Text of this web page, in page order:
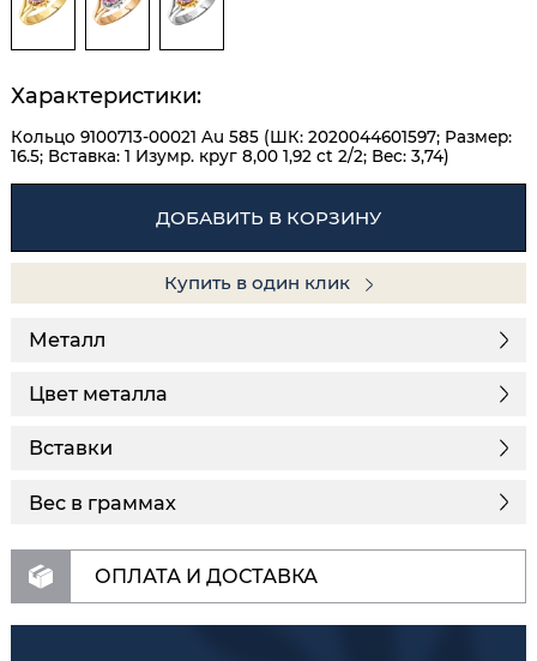
Характеристики:
Кольцо 9100713-00021 Au 585 (ШК: 2020044601597; Размер:
16.5; Вставка: 1 Изумр. круг 8,00 1,92 ct 2/2; Вес: 3,74)
ДОБАВИТЬ В КОРЗИНУ
Купить в один клик
Металл
Цвет металла
Вставки
Вес в граммах
ОПЛАТА И ДОСТАВКА